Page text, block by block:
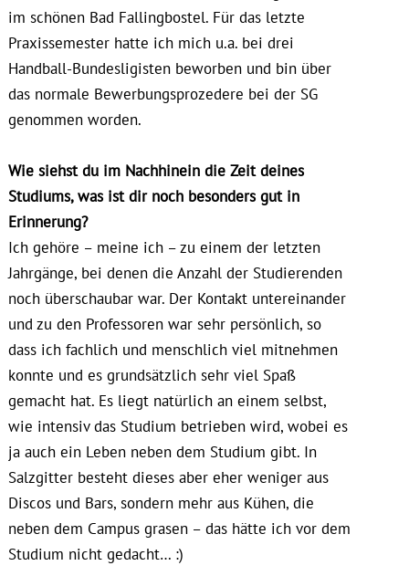
im schönen Bad Fallingbostel. Für das letzte
Praxissemester hatte ich mich u.a. bei drei
Handball-Bundesligisten beworben und bin über
das normale Bewerbungsprozedere bei der SG
genommen worden.
Wie siehst du im Nachhinein die Zeit deines
Studiums, was ist dir noch besonders gut in
Erinnerung?
Ich gehöre – meine ich – zu einem der letzten
Jahrgänge, bei denen die Anzahl der Studierenden
noch überschaubar war. Der Kontakt untereinander
und zu den Professoren war sehr persönlich, so
dass ich fachlich und menschlich viel mitnehmen
konnte und es grundsätzlich sehr viel Spaß
gemacht hat. Es liegt natürlich an einem selbst,
wie intensiv das Studium betrieben wird, wobei es
ja auch ein Leben neben dem Studium gibt. In
Salzgitter besteht dieses aber eher weniger aus
Discos und Bars, sondern mehr aus Kühen, die
neben dem Campus grasen – das hätte ich vor dem
Studium nicht gedacht… :)